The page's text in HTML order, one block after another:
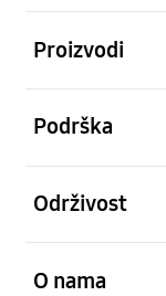
Proizvodi
Podrška
Održivost
O nama